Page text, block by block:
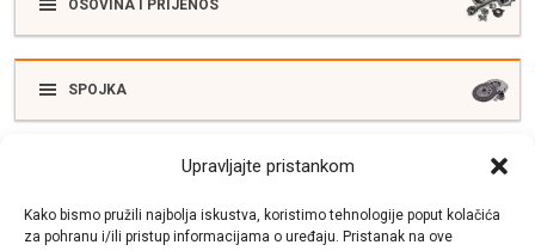
Upravljajte pristankom
Kako bismo pružili najbolja iskustva, koristimo tehnologije poput kolačića
za pohranu i/ili pristup informacijama o uređaju. Pristanak na ove
OSOVINA I PRIJENOS
SPOJKA